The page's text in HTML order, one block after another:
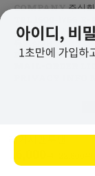
레거시맨투맨
CJ대한통운
교환/반품 : 경기도
은평직영2팀 - 제
평균 상품 준비기
소요됩니다.)
주문하신 상품이
기일이 더 걸릴 수
신발이나 악세사
공급해오는 방식
이상, 리오더 기
지연되는 상품 발
기다려주시면 감
(부분 출고 시 알
COMPANY주식
ADDRESS
서울특
유영상가)
BUSINESS
COPYRIGHT ©